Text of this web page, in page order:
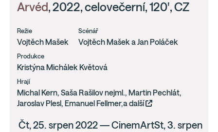
Arvéd, 2022, celovečerní, 120', CZ
Režie
Vojtěch Mašek
Scénář
Vojtěch Mašek a Jan Poláček
Produkce
Kristýna Michálek Květová
Hrají
Michal Kern, Saša Rašilov nejml., Martin Pechlát,
Jaroslav Plesl, Emanuel Fellmer,a další
Čt, 25. srpen 2022 — CinemArtSt, 3. srpen